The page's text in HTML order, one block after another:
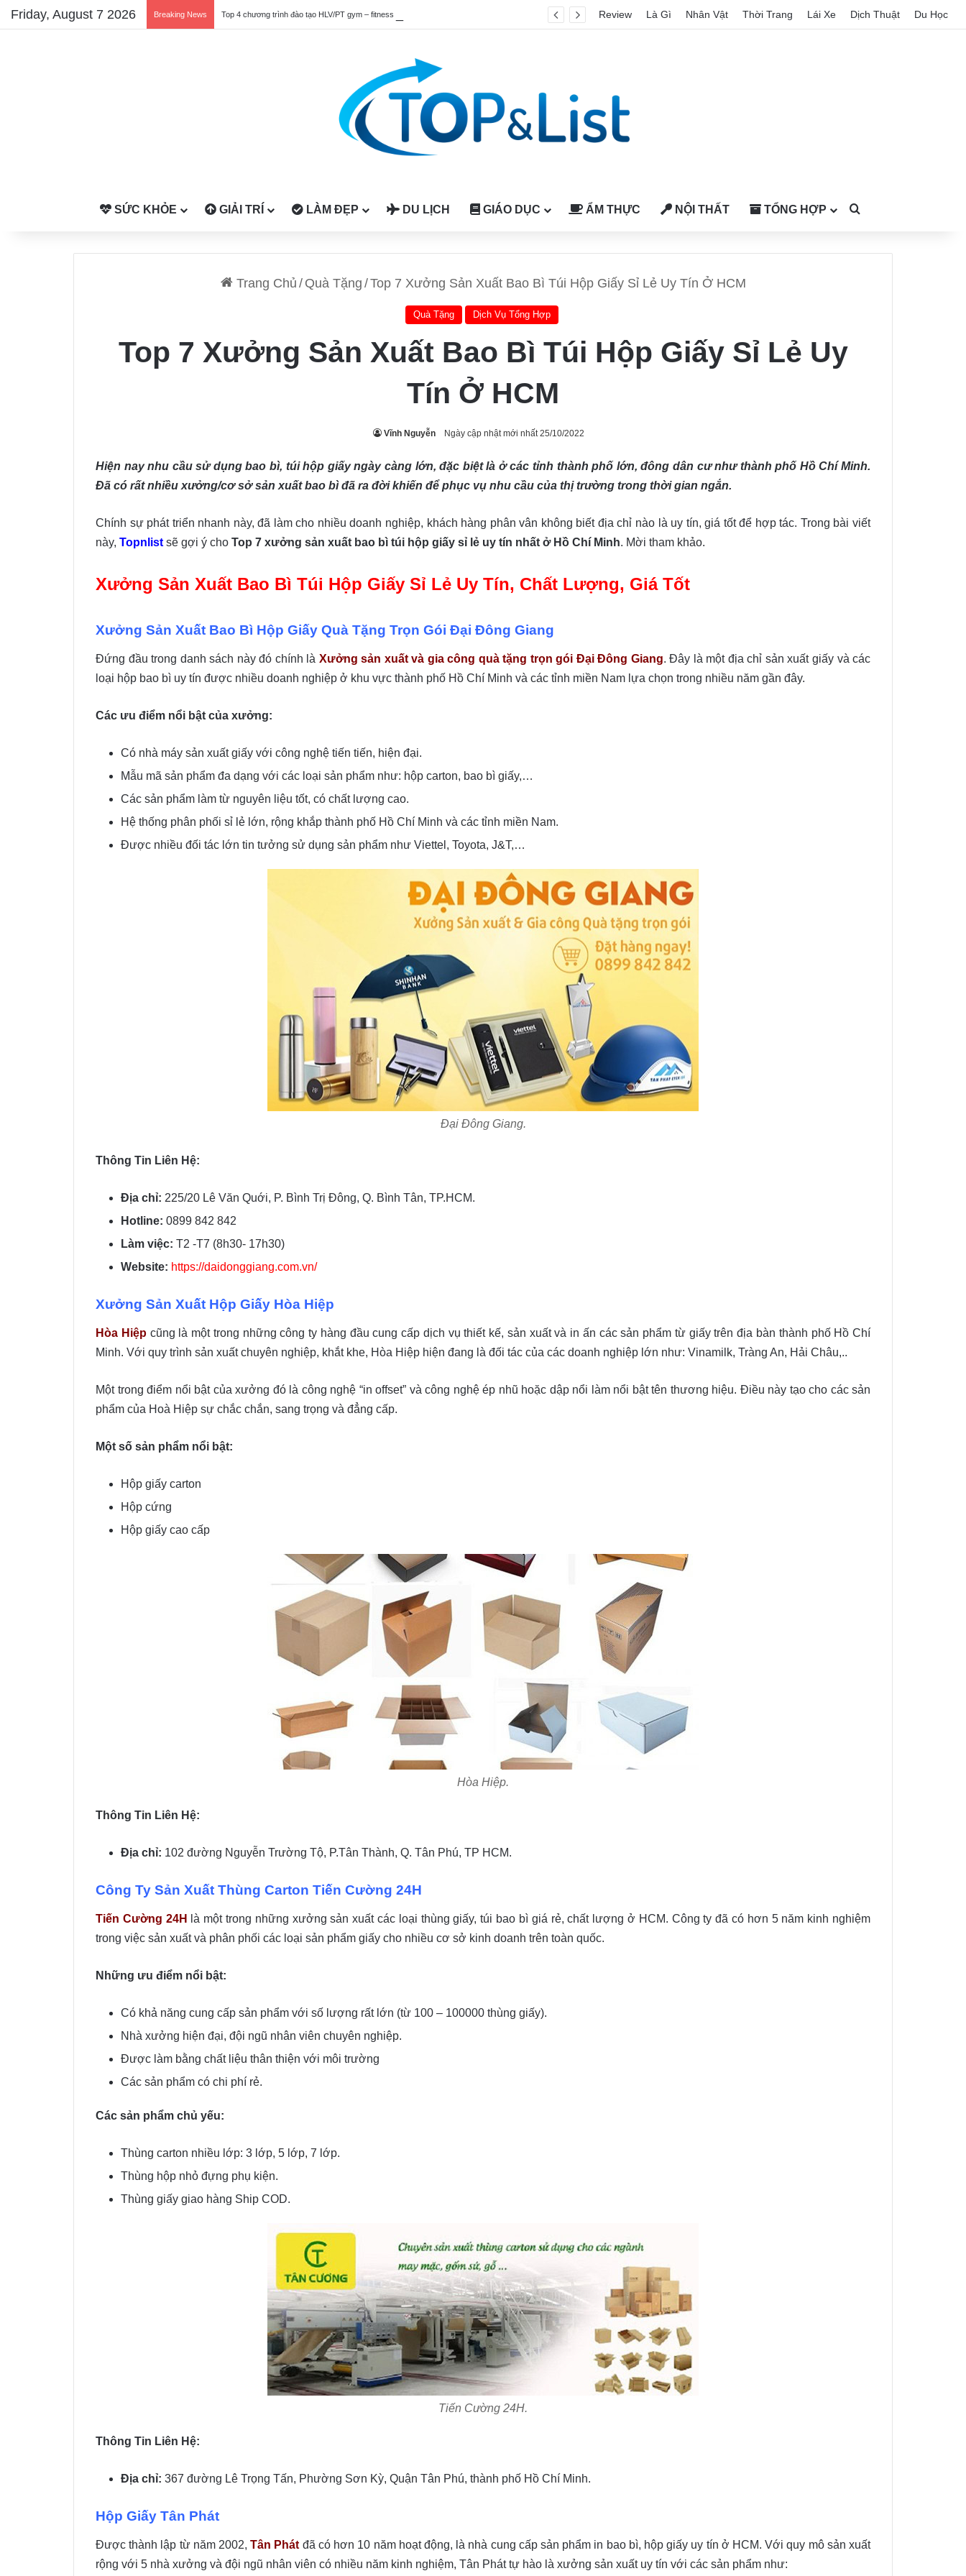
Friday, August 7 2026 Breaking News Top 4 chương trình đào tạo HLV/PT gym – fitness quốc tế được công nhận tại Việt Nam Review Là Gì Nhân Vật Thời Trang Lái Xe Dịch Thuật Du Học
SỨC KHỎE GIẢI TRÍ LÀM ĐẸP DU LỊCH GIÁO DỤC ẨM THỰC NỘI THẤT TỔNG HỢP
Trang Chủ / Quà Tặng /Top 7 Xưởng Sản Xuất Bao Bì Túi Hộp Giấy Sỉ Lẻ Uy Tín Ở HCM
Quà Tặng Dịch Vụ Tổng Hợp
Top 7 Xưởng Sản Xuất Bao Bì Túi Hộp Giấy Sỉ Lẻ Uy
Tín Ở HCM
Vĩnh Nguyễn Ngày cập nhật mới nhất 25/10/2022
Hiện nay nhu cầu sử dụng bao bì, túi hộp giấy ngày càng lớn, đặc biệt là ở các tỉnh thành phố lớn, đông dân cư như thành phố Hồ Chí Minh.
Đã có rất nhiều xưởng/cơ sở sản xuất bao bì đã ra đời khiến để phục vụ nhu cầu của thị trường trong thời gian ngắn.
Chính sự phát triển nhanh này, đã làm cho nhiều doanh nghiệp, khách hàng phân vân không biết địa chỉ nào là uy tín, giá tốt để hợp tác. Trong bài viết
này, Topnlist sẽ gợi ý cho Top 7 xưởng sản xuất bao bì túi hộp giấy sỉ lẻ uy tín nhất ở Hồ Chí Minh. Mời tham khảo.
Xưởng Sản Xuất Bao Bì Túi Hộp Giấy Sỉ Lẻ Uy Tín, Chất Lượng, Giá Tốt
Xưởng Sản Xuất Bao Bì Hộp Giấy Quà Tặng Trọn Gói Đại Đông Giang
Đứng đầu trong danh sách này đó chính là Xưởng sản xuất và gia công quà tặng trọn gói Đại Đông Giang. Đây là một địa chỉ sản xuất giấy và các
loại hộp bao bì uy tín được nhiều doanh nghiệp ở khu vực thành phố Hồ Chí Minh và các tỉnh miền Nam lựa chọn trong nhiều năm gần đây.
Các ưu điểm nổi bật của xưởng:
Có nhà máy sản xuất giấy với công nghệ tiến tiến, hiện đại.
Mẫu mã sản phẩm đa dạng với các loại sản phẩm như: hộp carton, bao bì giấy,…
Các sản phẩm làm từ nguyên liệu tốt, có chất lượng cao.
Hệ thống phân phối sỉ lẻ lớn, rộng khắp thành phố Hồ Chí Minh và các tỉnh miền Nam.
Được nhiều đối tác lớn tin tưởng sử dụng sản phẩm như Viettel, Toyota, J&T,…
Đại Đông Giang.
Thông Tin Liên Hệ:
Địa chỉ: 225/20 Lê Văn Quới, P. Bình Trị Đông, Q. Bình Tân, TP.HCM.
Hotline: 0899 842 842
Làm việc: T2 -T7 (8h30- 17h30)
Website: https://daidonggiang.com.vn/
Xưởng Sản Xuất Hộp Giấy Hòa Hiệp
Hòa Hiệp cũng là một trong những công ty hàng đầu cung cấp dịch vụ thiết kế, sản xuất và in ấn các sản phẩm từ giấy trên địa bàn thành phố Hồ Chí
Minh. Với quy trình sản xuất chuyên nghiệp, khắt khe, Hòa Hiệp hiện đang là đối tác của các doanh nghiệp lớn như: Vinamilk, Tràng An, Hải Châu,..
Một trong điểm nổi bật của xưởng đó là công nghệ “in offset” và công nghệ ép nhũ hoặc dập nổi làm nổi bật tên thương hiệu. Điều này tạo cho các sản
phẩm của Hoà Hiệp sự chắc chắn, sang trọng và đẳng cấp.
Một số sản phẩm nổi bật:
Hộp giấy carton
Hộp cứng
Hộp giấy cao cấp
Hòa Hiệp.
Thông Tin Liên Hệ:
Địa chỉ: 102 đường Nguyễn Trường Tộ, P.Tân Thành, Q. Tân Phú, TP HCM.
Công Ty Sản Xuất Thùng Carton Tiến Cường 24H
Tiến Cường 24H
là một trong những xưởng sản xuất các loại thùng giấy, túi bao bì giá rẻ, chất lượng ở HCM. Công ty đã có hơn 5 năm kinh nghiệm
trong việc sản xuất và phân phối các loại sản phẩm giấy cho nhiều cơ sở kinh doanh trên toàn quốc.
Những ưu điểm nổi bật:
Có khả năng cung cấp sản phẩm với số lượng rất lớn (từ 100 – 100000 thùng giấy).
Nhà xưởng hiện đại, đội ngũ nhân viên chuyên nghiệp.
Được làm bằng chất liệu thân thiện với môi trường
Các sản phẩm có chi phí rẻ.
Các sản phẩm chủ yếu:
Thùng carton nhiều lớp: 3 lớp, 5 lớp, 7 lớp.
Thùng hộp nhỏ đựng phụ kiện.
Thùng giấy giao hàng Ship COD.
Tiến Cường 24H.
Thông Tin Liên Hệ:
Địa chỉ: 367 đường Lê Trọng Tấn, Phường Sơn Kỳ, Quận Tân Phú, thành phố Hồ Chí Minh.
Hộp Giấy Tân Phát
Được thành lập từ năm 2002,Tân Phát đã có hơn 10 năm hoạt động, là nhà cung cấp sản phẩm in bao bì, hộp giấy uy tín ở HCM. Với quy mô sản xuất
rộng với 5 nhà xưởng và đội ngũ nhân viên có nhiều năm kinh nghiệm, Tân Phát tự hào là xưởng sản xuất uy tín với các sản phẩm như: